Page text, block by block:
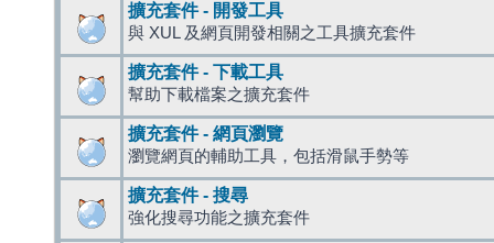
擴充套件 - 開發工具
與 XUL 及網頁開發相關之工具擴充套件
擴充套件 - 下載工具
幫助下載檔案之擴充套件
擴充套件 - 網頁瀏覽
瀏覽網頁的輔助工具，包括滑鼠手勢等
擴充套件 - 搜尋
強化搜尋功能之擴充套件